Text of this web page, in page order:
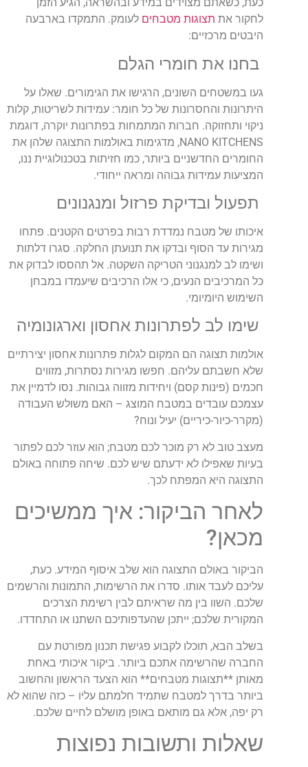
לחקור את תצוגות מטבחים לעומק. התמקדו בארבעה
היבטים מרכזיים:
בחנו את חומרי הגלם
געו במשטחים השונים, הרגישו את הגימורים. שאלו על
היתרונות והחסרונות של כל חומר: עמידות לשריטות, קלות
ניקוי ותחזוקה. חברות המתמחות בפתרונות יוקרה, דוגמת
NANO KITCHENS, מדגימות באולמות התצוגה שלהן את
החומרים החדשניים ביותר, כמו חזיתות בטכנולוגיית ננו,
המציעות עמידות גבוהה ומראה ייחודי.
תפעול ובדיקת פרזול ומנגנונים
איכותו של מטבח נמדדת רבות בפרטים הקטנים. פתחו
מגירות עד הסוף ובדקו את תנועתן החלקה. סגרו דלתות
ושימו לב למנגנוני הטריקה השקטה. אל תהססו לבדוק את
כל המרכיבים הנעים, כי אלו הרכיבים שיעמדו במבחן
השימוש היומיומי.
שימו לב לפתרונות אחסון וארגונומיה
אולמות תצוגה הם המקום לגלות פתרונות אחסון יצירתיים
שלא חשבתם עליהם. חפשו מגירות נסתרות, מזווים
חכמים (פינות קסם) ויחידות מזווה גבוהות. נסו לדמיין את
עצמכם עובדים במטבח המוצג – האם משולש העבודה
(מקרר-כיור-כיריים) יעיל ונוח?
מעצב טוב לא רק מוכר לכם מטבח; הוא עוזר לכם לפתור
בעיות שאפילו לא ידעתם שיש לכם. שיחה פתוחה באולם
התצוגה היא המפתח לכך.
לאחר הביקור: איך ממשיכים
מכאן?
הביקור באולם התצוגה הוא שלב איסוף המידע. כעת,
עליכם לעבד אותו. סדרו את הרשימות, התמונות והרשמים
שלכם. השוו בין מה שראיתם לבין רשימת הצרכים
המקורית שלכם; ייתכן שהעדפותיכם השתנו או התחדדו.
בשלב הבא, תוכלו לקבוע פגישת תכנון מפורטת עם
החברה שהרשימה אתכם ביותר. ביקור איכותי באחת
מאותן **תצוגות מטבחים** הוא הצעד הראשון והחשוב
ביותר בדרך למטבח שתמיד חלמתם עליו – כזה שהוא לא
רק יפה, אלא גם מותאם באופן מושלם לחיים שלכם.
שאלות ותשובות נפוצות